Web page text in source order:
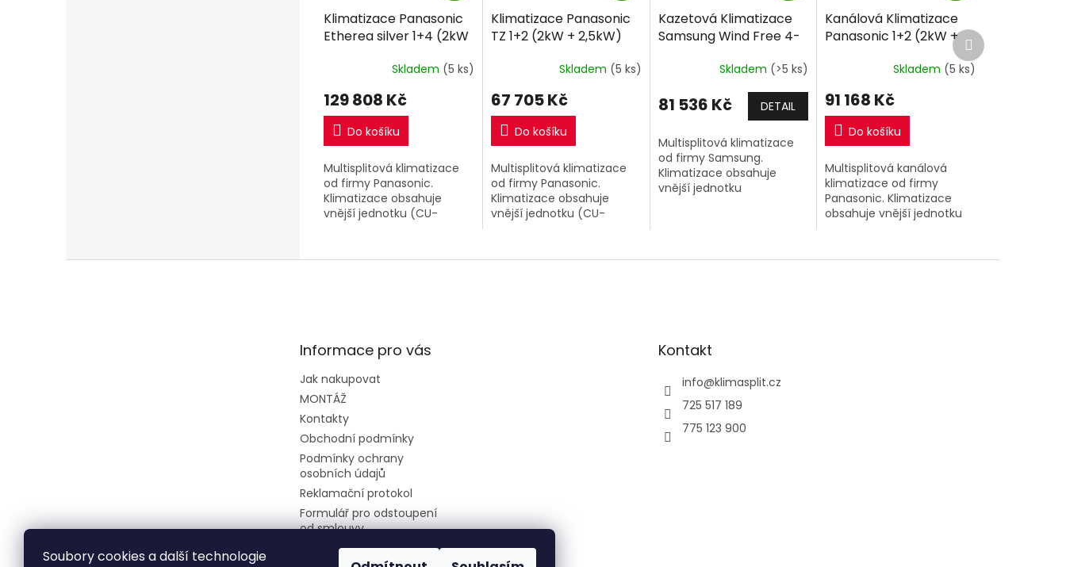
Soubory cookies a další technologie
R
M
A
Klimatizace Panasonic
Etherea silver 1+4 (2kW
Multi-split R32 včetně
Skladem (5 ks)
129 808 Kč
Do košíku
Multisplitová klimatizace
od firmy Panasonic.
Klimatizace obsahuje
vnější jednotku (CU-
jednotky Ethera Silver o
A
Klimatizace Panasonic
TZ 1+2 (2kW + 2,5kW)
Skladem (5 ks)
67 705 Kč
Do košíku
Multisplitová klimatizace
od firmy Panasonic.
Klimatizace obsahuje
vnější jednotku (CU-
jednotky TZ o výkonu 2kW
A
Kazetová Klimatizace
Samsung Wind Free 4-
(2,6kW + 2,6kW) Multi-
split R32 včetně
montáže
Skladem (>5 ks)
81 536 Kč DETAIL
Multisplitová klimatizace
od firmy Samsung.
Klimatizace obsahuje
vnější jednotku
2,6kW.
R
M
A
Kanálová Klimatizace
Panasonic 1+2 (2kW +
včetně montáže
Skladem (5 ks)
91 168 Kč
Do košíku
Multisplitová kanálová
klimatizace od firmy
Panasonic. Klimatizace
obsahuje vnější jednotku
klimatizační jednotky
Další
produkt
Informace pro vás
Jak nakupovat
MONTÁŽ
Kontakty
Obchodní podmínky
Podmínky ochrany
osobních údajů
Reklamační protokol
Formulář pro odstoupení
od smlouvy
Kontakt
info@klimasplit.cz
725 517 189
775 123 900